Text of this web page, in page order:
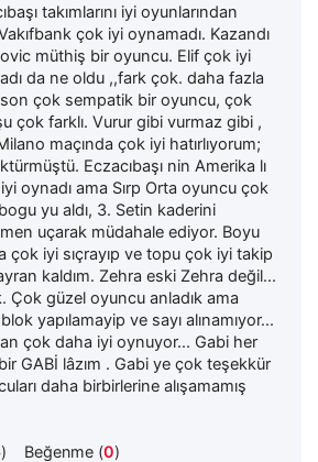
takımlarını iyi oyunlarından
çok iyi oynamadı. Kazandı
müthiş bir oyuncu. Elif çok iyi
da ne oldu ,,fark çok. daha fazla
çok sempatik bir oyuncu, çok
çok farklı. Vurur gibi vurmaz gibi ,
maçında çok iyi hatırlıyorum;
Eczacıbaşı nin Amerika lı
oynadı ama Sırp Orta oyuncu çok
yu aldı, 3. Setin kaderini
uçarak müdahale ediyor. Boyu
çok iyi sıçrayıp ve topu çok iyi takip
kaldım. Zehra eski Zehra değil...
Çok güzel oyuncu anladık ama
yapılamayip ve sayı alınamıyor...
çok daha iyi oynuyor... Gabi her
GABİ lâzım . Gabi ye çok teşekkür
daha birbirlerine alışamamış
) Beğenme (0)